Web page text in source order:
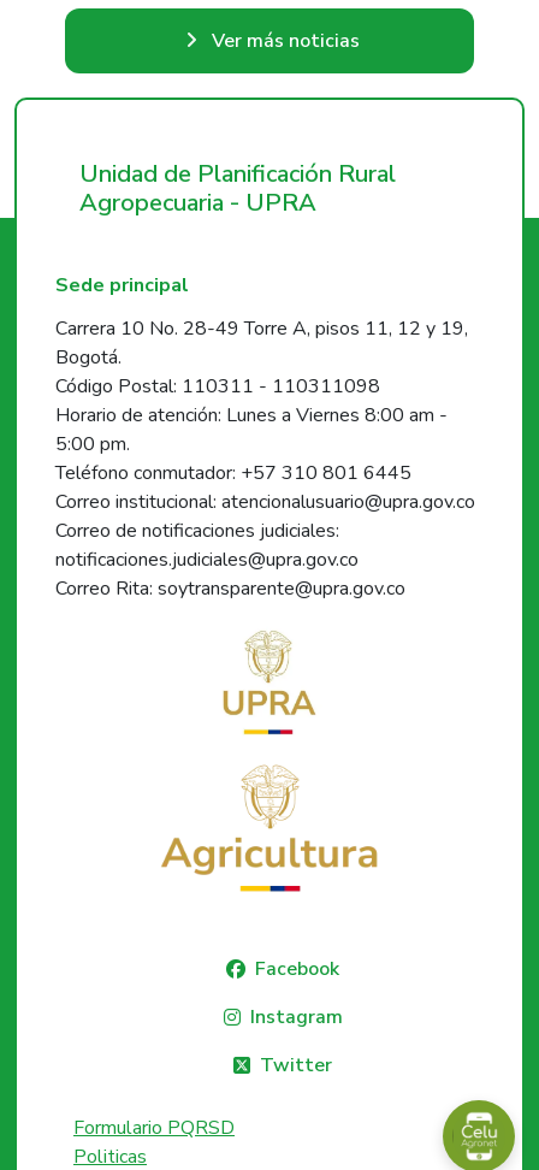
Ver más noticias
Unidad de Planificación Rural
Agropecuaria - UPRA
Sede principal
Carrera 10 No. 28-49 Torre A, pisos 11, 12 y 19,
Bogotá.
Código Postal: 110311 - 110311098
Horario de atención: Lunes a Viernes 8:00 am -
5:00 pm.
Teléfono conmutador: +57 310 801 6445
Correo institucional: atencionalusuario@upra.gov.co
Correo de notificaciones judiciales:
notificaciones.judiciales@upra.gov.co
Correo Rita: soytransparente@upra.gov.co
Facebook
Instagram
Twitter
Formulario PQRSD
Politicas